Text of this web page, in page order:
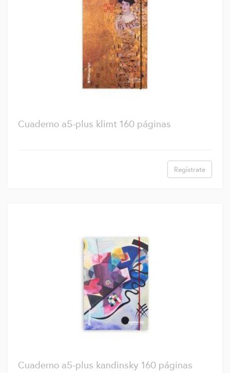
Cuaderno a5-plus klimt 160 páginas
Regístrate
Cuaderno a5-plus kandinsky 160 páginas